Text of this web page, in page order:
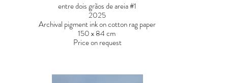
entre dois grãos de areia #1
2025
Archival pigment ink on cotton rag paper
150 x 84 cm
Price on request